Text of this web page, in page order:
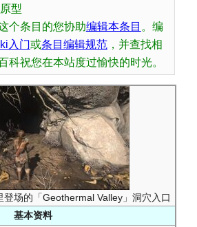
型
个条目的您协助编辑本条目 。编
入门或条目编辑规范，并查找相
科祝您在本站度过愉快的时光。
登场的「Geothermal Valley」洞穴入口
基本资料